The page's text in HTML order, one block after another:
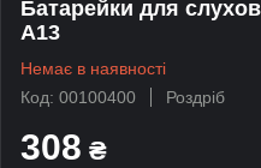
Батарейки для
A13
Немає в наявності
Код: 00100400
Роздріб
308 ₴